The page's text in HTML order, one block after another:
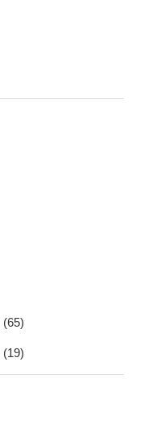
(65)
(19)